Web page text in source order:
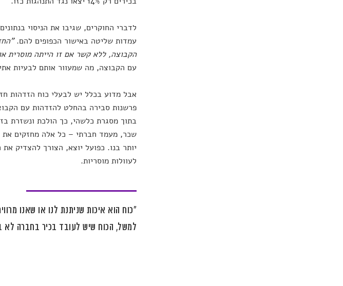
לדברי החוקרים, שגיבו את הניסוי
עמדות שליטה באישור הכפופים להם.
הקבוצה, ללא קשר אם זו הייתה מוסרית
עם הקבוצה, מה שמעוור אותם לבעיות
אבל מדוע בכלל יש לבעלי כוח הזדהות
פרשנות סבירה בהחלט להזדהות עם
בתוך מסגרת כלשהי, כך הולכת ונשזרת
שכר, מעמד חברתי – כל אלה מחזקים את
יותר בנו. כפועל יוצא, הצורך להצדיק
לעוולות מוסריות.
"כוח הוא איכות שניתנת לנו או שאנו
למשל, הכוח שיש לעובד בכיר בחברה